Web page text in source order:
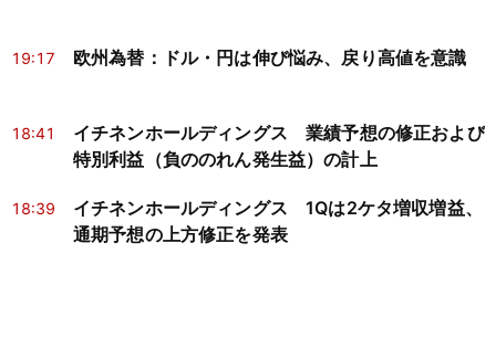
19:17 欧州為替：ドル・円は伸び悩み、戻り高値を意識
18:41
イチネンホールディングス 業績予想の修正および
特別利益（負ののれん発生益）の計上
18:39
イチネンホールディングス 1Qは2ケタ増収増益、
通期予想の上方修正を発表